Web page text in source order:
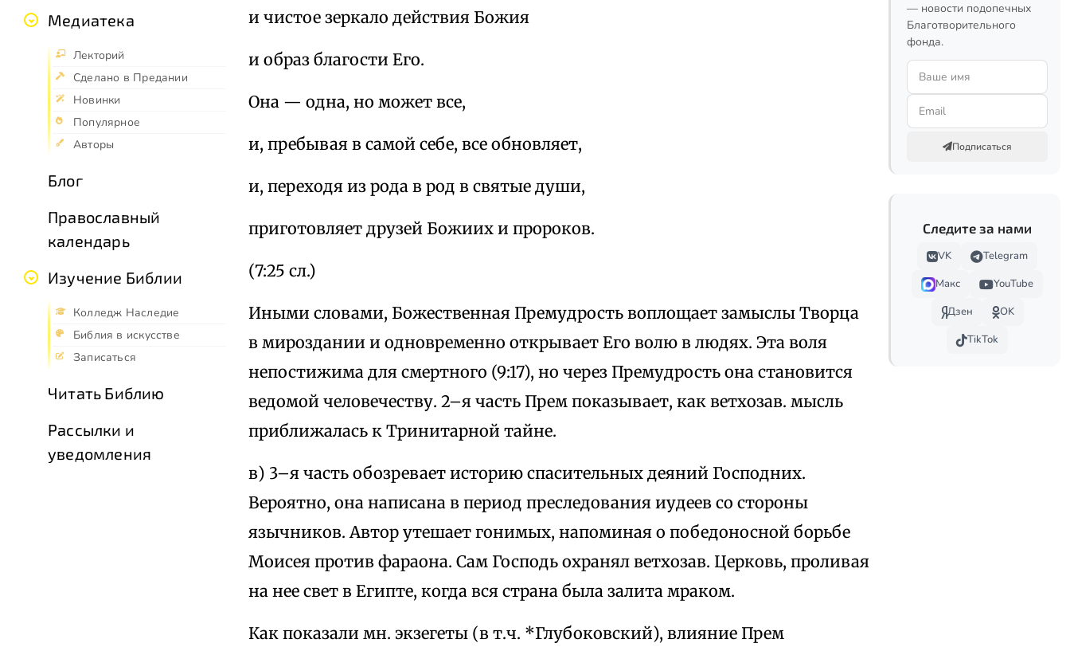
Медиатека
Лекторий
Сделано в Предании
Новинки
Популярное
Авторы
Блог
Православный
календарь
Изучение Библии
Колледж Наследие
Библия в искусстве
Записаться
Читать Библию
Рассылки и
уведомления
и чистое зеркало действия Божия
и образ благости Его.
Она — одна, но может все,
и, пребывая в самой себе, все обновляет,
и, переходя из рода в род в святые души,
приготовляет друзей Божиих и пророков.
(7:25 сл.)
Иными словами, Божественная Премудрость воплощает замыслы Творца
в мироздании и одновременно открывает Его волю в людях. Эта воля
непостижима для смертного (9:17), но через Премудрость она становится
ведомой человечеству. 2–я часть Прем показывает, как ветхозав. мысль
приближалась к Тринитарной тайне.
в) 3–я часть обозревает историю спасительных деяний Господних.
Вероятно, она написана в период преследования иудеев со стороны
язычников. Автор утешает гонимых, напоминая о победоносной борьбе
Моисея против фараона. Сам Господь охранял ветхозав. Церковь, проливая
на нее свет в Египте, когда вся страна была залита мраком.
Как показали мн. экзегеты (в т.ч. *Глубоковский), влияние Прем
— новости подопечных
Благотворительного
фонда.
Подписаться
Следите за нами
VK
Telegram
Макс
YouTube
Дзен
OK
TikTok